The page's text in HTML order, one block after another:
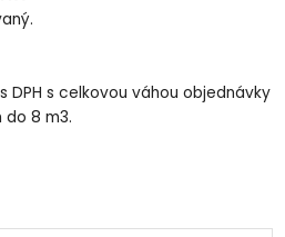
DPH s celkovou váhou objednávky
do 8 m3.